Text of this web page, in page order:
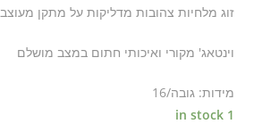
זוג מלחיות צהובות מדליקות על מתקן מעוצב
וינטאג' מקורי ואיכותי חתום במצב מושלם
מידות: גובה/16
1 in stock